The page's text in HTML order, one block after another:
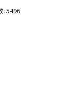
: 5496